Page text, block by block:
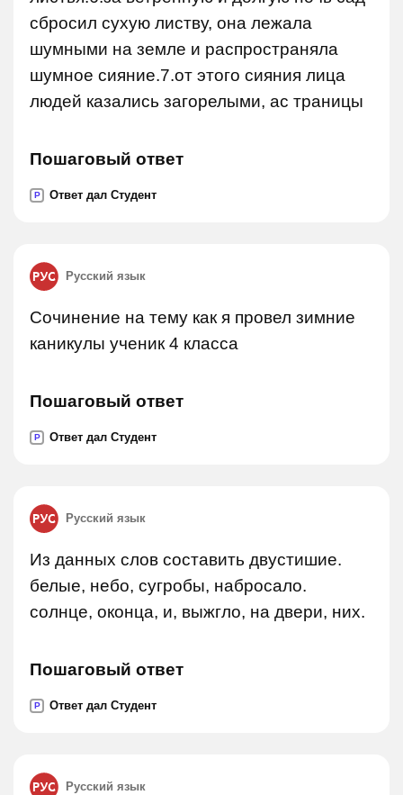
сбросил сухую листву, она лежала
шумными на земле и распространяла
шумное сияние.7.от этого сияния лица
людей казались загорелыми, ас траницы
Пошаговый ответ
P Ответ дал Студент
Русский язык
Сочинение на тему как я провел зимние
каникулы ученик 4 класса
Пошаговый ответ
P Ответ дал Студент
Русский язык
Из данных слов составить двустишие.
белые, небо, сугробы, набросало.
солнце, оконца, и, выжгло, на двери, них.
Пошаговый ответ
P Ответ дал Студент
Русский язык